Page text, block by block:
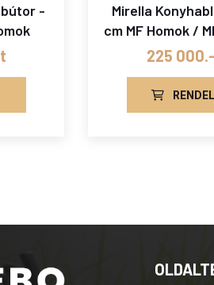
-
Mirella
cm MF Homok /
225